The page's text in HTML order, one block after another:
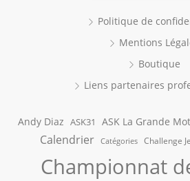
Politique de
Mentions
Boutique
Liens partenaires
Andy Diaz ASK31 ASK La Grande
Calendrier Catégories Challenge
Championnat